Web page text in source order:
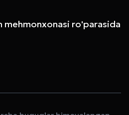
ro'parasida